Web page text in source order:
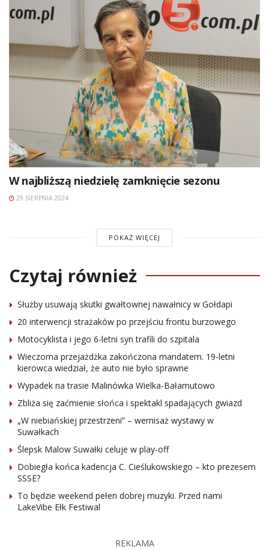
W najbliższą niedzielę zamknięcie sezonu
29 SIERPNIA 2024
POKAŻ WIĘCEJ
Czytaj również
Służby usuwają skutki gwałtownej nawałnicy w Gołdapi
20 interwencji strażaków po przejściu frontu burzowego
Motocyklista i jego 6-letni syn trafili do szpitala
Wieczorna przejażdżka zakończona mandatem. 19-letni
kierowca wiedział, że auto nie było sprawne
Wypadek na trasie Malinówka Wielka-Bałamutowo
Zbliża się zaćmienie słońca i spektakl spadających gwiazd
„W niebiańskiej przestrzeni” – wernisaż wystawy w
Suwałkach
Ślepsk Malow Suwałki celuje w play-off
Dobiegła końca kadencja C. Cieślukowskiego – kto prezesem
SSSE?
To będzie weekend pełen dobrej muzyki. Przed nami
LakeVibe Ełk Festiwal
REKLAMA